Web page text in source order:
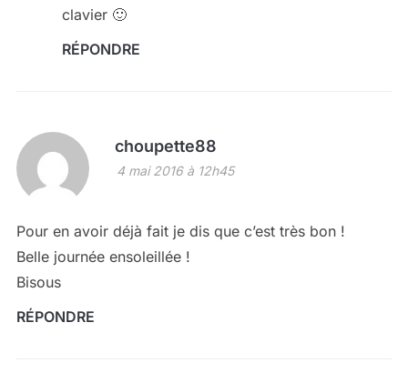
clavier 🙂
RÉPONDRE
choupette88
4 mai 2016 à 12h45
Pour en avoir déjà fait je dis que c’est très bon !
Belle journée ensoleillée !
Bisous
RÉPONDRE